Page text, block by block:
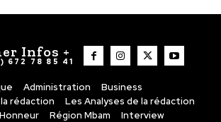
Infos +
672 78 85 41
Administration
Business
rédaction
Les Analyses de la rédaction
Région Mbam
Interview